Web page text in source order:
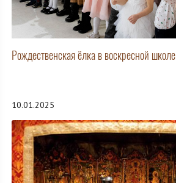
Рождественская ёлка в воскресной школе
10.01.2025